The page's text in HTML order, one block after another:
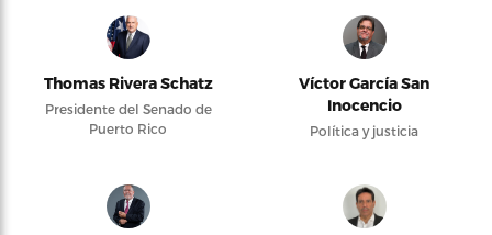
Thomas Rivera Schatz
Presidente del Senado de
Puerto Rico
Víctor García San
Inocencio
Política y justicia